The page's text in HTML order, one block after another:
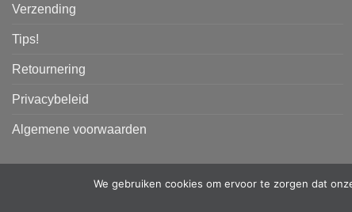
Verzending
Tips!
Retournering
Privacybeleid
Algemene voorwaarden
Copyright 2026 ©PKW-designs
We gebruiken cookies om ervoor te zorgen dat